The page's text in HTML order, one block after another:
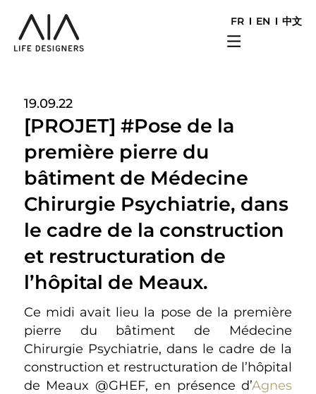
FR EN 中文
19.09.22
[PROJET] #Pose de la
première pierre du
bâtiment de Médecine
Chirurgie Psychiatrie, dans
le cadre de la construction
et restructuration de
l’hôpital de Meaux.
Ce midi avait lieu la pose de la première
pierre du bâtiment de Médecine
Chirurgie Psychiatrie, dans le cadre de la
construction et restructuration de l’hôpital
de Meaux @GHEF, en présence d’Agnes